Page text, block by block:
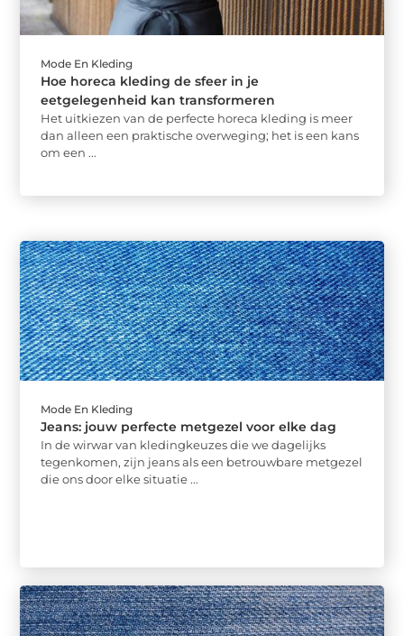
Mode En Kleding
Hoe horeca kleding de sfeer in je
eetgelegenheid kan transformeren
Het uitkiezen van de perfecte horeca kleding is meer
dan alleen een praktische overweging; het is een kans
om een ...
Mode En Kleding
Jeans: jouw perfecte metgezel voor elke dag
In de wirwar van kledingkeuzes die we dagelijks
tegenkomen, zijn jeans als een betrouwbare metgezel
die ons door elke situatie ...